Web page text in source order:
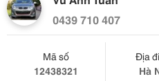
0439 710 407
Mã số
12438321
Địa
Hà